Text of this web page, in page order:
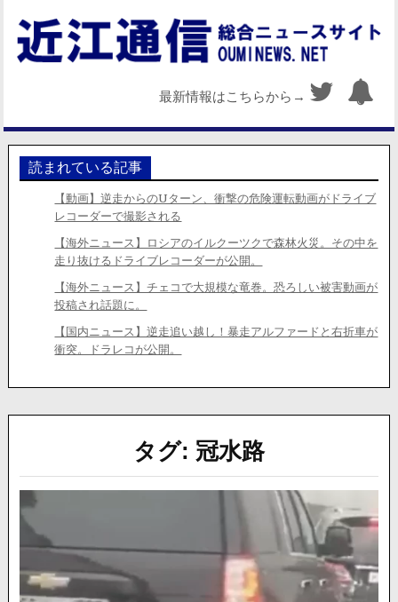
最新情報はこちらから→
読まれている記事
【動画】逆走からのUターン、衝撃の危険運転動画がドライブ
レコーダーで撮影される
【海外ニュース】ロシアのイルクーツクで森林火災。その中を
走り抜けるドライブレコーダーが公開。
【海外ニュース】チェコで大規模な竜巻。恐ろしい被害動画が
投稿され話題に。
【国内ニュース】逆走追い越し！暴走アルファードと右折車が
衝突。ドラレコが公開。
タグ: 冠水路